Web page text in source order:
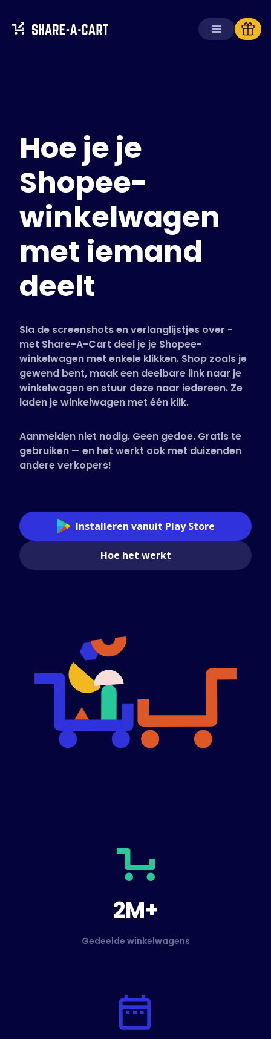
Oplossingen
Voor consumenten
Voor scholen
Voor ondernemingen
HaalPlus+
Inloggen
Nederlands (Dutch)
Hoe je je
Shopee-
winkelwagen
met iemand
deelt
Sla de screenshots en verlanglijstjes over -
met Share-A-Cart deel je je Shopee-
winkelwagen met enkele klikken. Shop zoals je
gewend bent, maak een deelbare link naar je
winkelwagen en stuur deze naar iedereen. Ze
laden je winkelwagen met één klik.
Aanmelden niet nodig. Geen gedoe. Gratis te
gebruiken — en het werkt ook met duizenden
andere verkopers!
Installeren vanuit Play Store
Hoe het werkt
2M+
Gedeelde winkelwagens